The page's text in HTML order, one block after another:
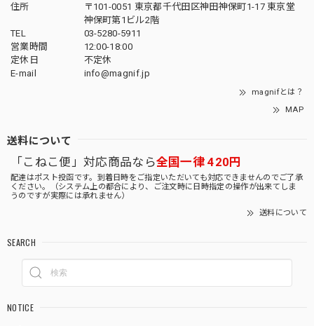
住所
〒101-0051 東京都千代田区神田神保町1-17 東京堂
神保町第1ビル2階
TEL
03-5280-5911
営業時間
12:00-18:00
定休日
不定休
E-mail
info@magnif.jp
magnifとは？
MAP
送料について
「こねこ便」対応商品なら全国一律 420円
配達はポスト投函です。到着日時をご指定いただいても対応できませんのでご了承
ください。（システム上の都合により、ご注文時に日時指定の操作が出来てしま
うのですが実際には承れません）
送料について
SEARCH
NOTICE